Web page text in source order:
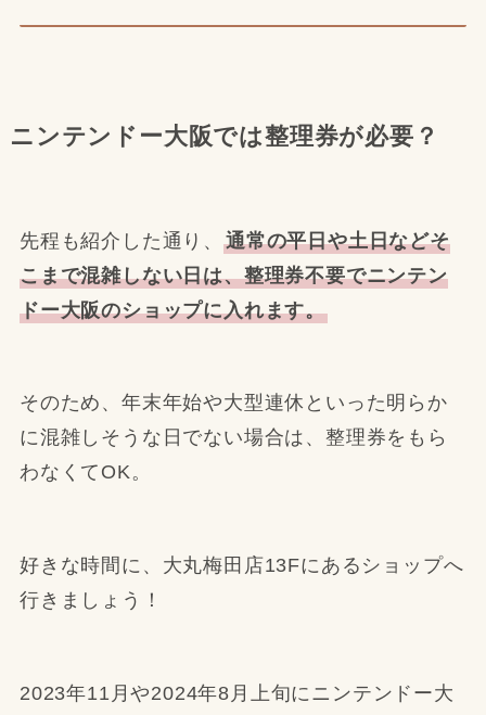
ニンテンドー大阪では整理券が必要？
先程も紹介した通り、 通常の平日や土日などそ
こまで混雑しない日は、整理券不要でニンテン
ドー大阪のショップに入れます。
そのため、年末年始や大型連休といった明らか
に混雑しそうな日でない場合は、整理券をもら
わなくてOK。
好きな時間に、大丸梅田店13Fにあるショップへ
行きましょう！
2023年11月や2024年8月上旬にニンテンドー大